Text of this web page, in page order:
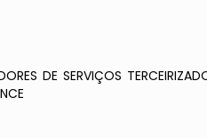
DE SERVIÇOS